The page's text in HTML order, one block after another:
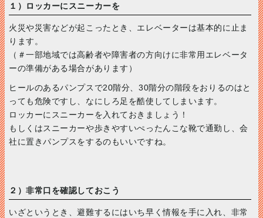
１）ロッカーにスニーカーを
火災や災害などが起こったとき、エレベーターは基本的に止ま
ります。
（＃一部地域では高齢者や障害者の方向けに非常用エレベータ
ーの準備がある場合があります）
ヒールのあるパンプスで20階分、30階分の階段をおりるのはと
っても危険ですし、なにしろ足を酷使してしまいます。
ロッカーにスニーカーを入れておきましょう！
もしくはスニーカーや歩きやすいぺったんこな靴で通勤し、会
社に置きパンプスをするのもいいですね。
２）非常口を確認しておこう
いざというとき、避難するにはいち早く情報を手に入れ、非常